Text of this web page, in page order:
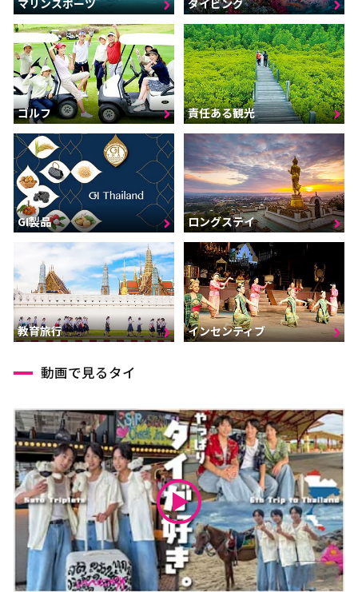
ゴルフ 責任ある観光
GI製品 ロングステイ
教育旅行 インセンティブ
動画で見るタイ